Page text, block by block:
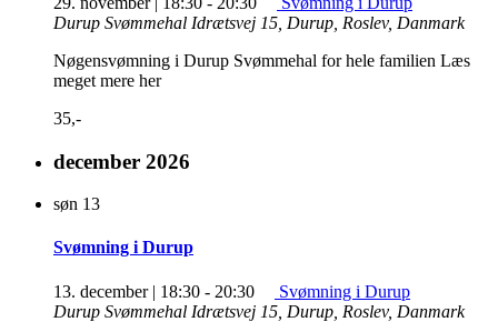
Durup Svømmehal Idrætsvej 15, Durup, Roslev, Danmark
Nøgensvømning i Durup Svømmehal for hele familien Læs
meget mere her
35,-
december 2026
søn 13
Svømning i Durup
13. december | 18:30 - 20:30
Svømning i Durup
Durup Svømmehal Idrætsvej 15, Durup, Roslev, Danmark